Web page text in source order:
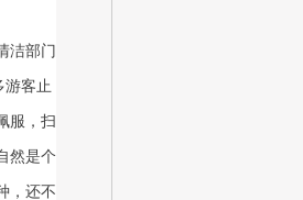
洁部门
游客止
服，扫
然是个
，还不